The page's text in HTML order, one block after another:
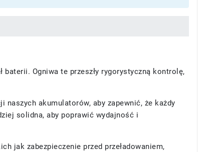
Ogniwa te przeszły rygorystyczną kontrolę,
akumulatorów, aby zapewnić, że każdy
solidna, aby poprawić wydajność i
jak zabezpieczenie przed przeładowaniem,